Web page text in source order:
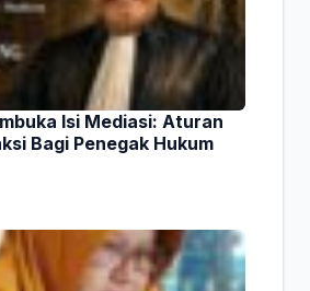
Isi Mediasi: Aturan
Bagi Penegak Hukum